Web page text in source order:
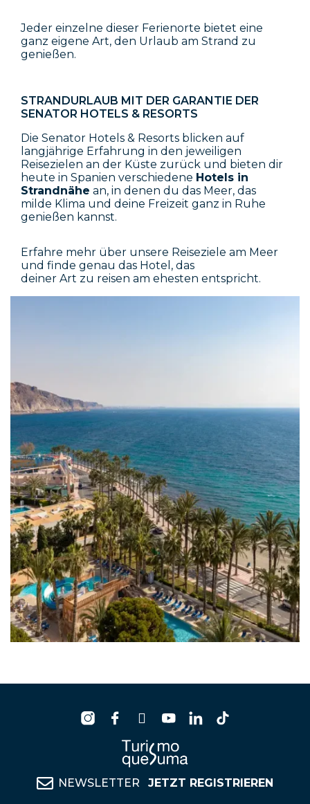
Jeder einzelne dieser Ferienorte bietet eine
ganz eigene Art, den Urlaub am Strand zu
genießen.
STRANDURLAUB MIT DER GARANTIE DER
SENATOR HOTELS & RESORTS
Die Senator Hotels & Resorts blicken auf
langjährige Erfahrung in den jeweiligen
Reisezielen an der Küste zurück und bieten dir
heute in Spanien verschiedene Hotels in
Strandnähe an, in denen du das Meer, das
milde Klima und deine Freizeit ganz in Ruhe
genießen kannst.
Erfahre mehr über unsere Reiseziele am Meer
und finde genau das Hotel, das
deiner Art zu reisen am ehesten entspricht.
NEWSLETTER JETZT REGISTRIEREN